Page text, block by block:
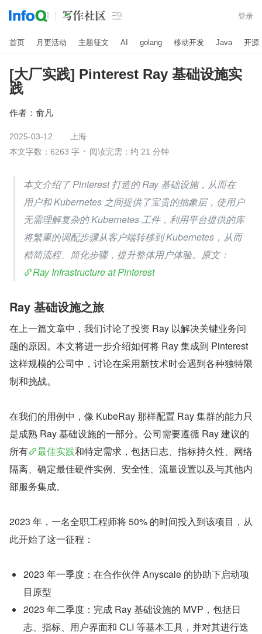
 登录
首页 月更活动 主题征文 AI golang 移动开发 Java 开源
[大厂实践] Pinterest Ray 基础设施实
践
作者： 俞凡
2025-03-12
上海
本文字数：6263 字
阅读完需：约 21 分钟
本文介绍了 Pinterest 打造的 Ray 基础设施，从而在
用户和 Kubernetes 之间提供了宝贵的抽象层，使用户
无需理解复杂的 Kubernetes 工件，利用平台提供的库
将繁重的调配步骤从客户端转移到 Kubernetes，从而
精简流程、简化步骤，提升整体用户体验。原文：
Ray Infrastructure at Pinterest
Ray 基础设施之旅
在上一篇文章中，我们讨论了投资 Ray 以解决关键业务问
题的原因。本文将进一步介绍如何将 Ray 集成到 Pinterest
这样规模的公司中，讨论在采用新技术时会遇到各种独特限
制和挑战。
在我们的用例中，像 KubeRay 那样配置 Ray 集群的能力只
是成熟 Ray 基础设施的一部分。公司需要遵循 Ray 建议的
所有
最佳实践和特定需求，包括日志、指标持久性、网络
隔离、确定最佳硬件实例、安全性、流量设置以及与其他内
部服务集成。
2023 年，一名全职工程师将 50% 的时间投入到该项目，从
此开始了这一征程：
2023 年一季度：在合作伙伴 Anyscale 的协助下启动项
目原型
2023 年二季度：完成 Ray 基础设施的 MVP，包括日
志、指标、用户界面和 CLI 等基本工具，并对其进行迭